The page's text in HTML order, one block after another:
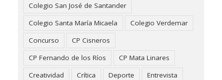
Colegio San José de Santander
Colegio Santa María Micaela
Colegio Verdemar
Concurso
CP Cisneros
CP Fernando de los Ríos
CP Mata Linares
Creatividad
Crítica Deporte
Entrevista